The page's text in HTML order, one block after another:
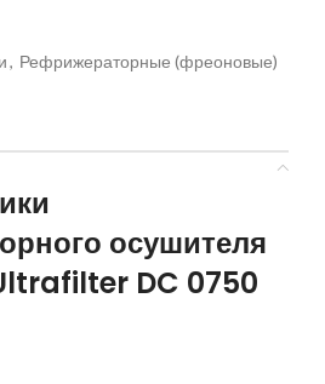
, Рефрижераторные (фреоновые)
осушителя
DC 0750